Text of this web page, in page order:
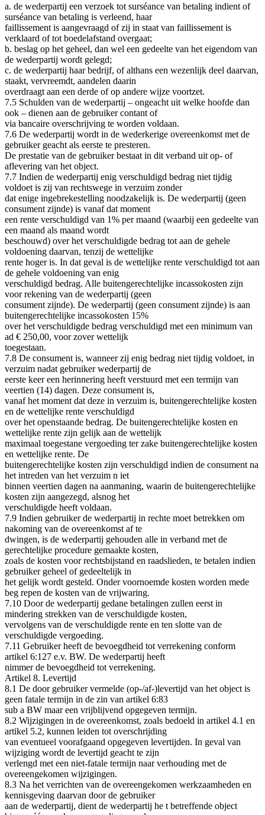
a. de wederpartij een verzoek tot surséance van betaling indient of
surséance van betaling is verleend, haar
faillissement is aangevraagd of zij in staat van faillissement is
verklaard of tot boedelafstand overgaat;
b. beslag op het geheel, dan wel een gedeelte van het eigendom van
de wederpartij wordt gelegd;
c. de wederpartij haar bedrijf, of althans een wezenlijk deel daarvan,
staakt, vervreemdt, aandelen daarin
overdraagt aan een derde of op andere wijze voortzet.
7.5 Schulden van de wederpartij – ongeacht uit welke hoofde dan
ook – dienen aan de gebruiker contant of
via bancaire overschrijving te worden voldaan.
7.6 De wederpartij wordt in de wederkerige overeenkomst met de
gebruiker geacht als eerste te presteren.
De prestatie van de gebruiker bestaat in dit verband uit op‐ of
aflevering van het object.
7.7 Indien de wederpartij enig verschuldigd bedrag niet tijdig
voldoet is zij van rechtswege in verzuim zonder
dat enige ingebrekestelling noodzakelijk is. De wederpartij (geen
consument zijnde) is vanaf dat moment
een rente verschuldigd van 1% per maand (waarbij een gedeelte van
een maand als maand wordt
beschouwd) over het verschuldigde bedrag tot aan de gehele
voldoening daarvan, tenzij de wettelijke
rente hoger is. In dat geval is de wettelijke rente verschuldigd tot aan
de gehele voldoening van enig
verschuldigd bedrag. Alle buitengerechtelijke incassokosten zijn
voor rekening van de wederpartij (geen
consument zijnde). De wederpartij (geen consument zijnde) is aan
buitengerechtelijke incassokosten 15%
over het verschuldigde bedrag verschuldigd met een minimum van
ad € 250,00, voor zover wettelijk
toegestaan.
7.8 De consument is, wanneer zij enig bedrag niet tijdig voldoet, in
verzuim nadat gebruiker wederpartij de
eerste keer een herinnering heeft verstuurd met een termijn van
veertien (14) dagen. Deze consument is,
vanaf het moment dat deze in verzuim is, buitengerechtelijke kosten
en de wettelijke rente verschuldigd
over het openstaande bedrag. De buitengerechtelijke kosten en
wettelijke rente zijn gelijk aan de wettelijk
maximaal toegestane vergoeding ter zake buitengerechtelijke kosten
en wettelijke rente. De
buitengerechtelijke kosten zijn verschuldigd indien de consument na
het intreden van het verzuim n iet
binnen veertien dagen na aanmaning, waarin de buitengerechtelijke
kosten zijn aangezegd, alsnog het
verschuldigde heeft voldaan.
7.9 Indien gebruiker de wederpartij in rechte moet betrekken om
nakoming van de overeenkomst af te
dwingen, is de wederpartij gehouden alle in verband met de
gerechtelijke procedure gemaakte kosten,
zoals de kosten voor rechtsbijstand en raadslieden, te betalen indien
gebruiker geheel of gedeeltelijk in
het gelijk wordt gesteld. Onder voornoemde kosten worden mede
beg repen de kosten van de vrijwaring.
7.10 Door de wederpartij gedane betalingen zullen eerst in
mindering strekken van de verschuldigde kosten,
vervolgens van de verschuldigde rente en ten slotte van de
verschuldigde vergoeding.
7.11 Gebruiker heeft de bevoegdheid tot verrekening conform
artikel 6:127 e.v. BW. De wederpartij heeft
nimmer de bevoegdheid tot verrekening.
Artikel 8. Levertijd
8.1 De door gebruiker vermelde (op‐/af‐)levertijd van het object is
geen fatale termijn in de zin van artikel 6:83
sub a BW maar een vrijblijvend opgegeven termijn.
8.2 Wijzigingen in de overeenkomst, zoals bedoeld in artikel 4.1 en
artikel 5.2, kunnen leiden tot overschrijding
van eventueel voorafgaand opgegeven levertijden. In geval van
wijziging wordt de levertijd geacht te zijn
verlengd met een niet‐fatale termijn naar verhouding met de
overeengekomen wijzigingen.
8.3 Na het verrichten van de overeengekomen werkzaamheden en
kennisgeving daarvan door de gebruiker
aan de wederpartij, dient de wederpartij he t betreffende object